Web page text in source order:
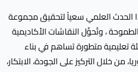
الحدث العلمي سعياً لتحقيق مجموعة
، وتُحوِّل النقاشات الأكاديمية
تعليمية متطورة تساهم في بناء
خلال التركيز على الجودة، الابتكار،